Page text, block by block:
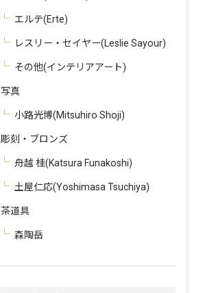
エルテ(Erte)
レスリー・セイヤー(Leslie Sayour)
その他(インテリアアート)
写真
小路光博(Mitsuhiro Shoji)
彫刻・ブロンズ
舟越 桂(Katsura Funakoshi)
土屋仁応(Yoshimasa Tsuchiya)
茶道具
森陶岳